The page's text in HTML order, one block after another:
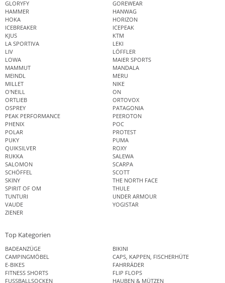
GLORYFY
GOREWEAR
HAMMER
HANWAG
HOKA
HORIZON
ICEBREAKER
ICEPEAK
KJUS
KTM
LA SPORTIVA
LEKI
LIV
LÖFFLER
LOWA
MAIER SPORTS
MAMMUT
MANDALA
MEINDL
MERU
MILLET
NIKE
O'NEILL
ON
ORTLIEB
ORTOVOX
OSPREY
PATAGONIA
PEAK PERFORMANCE
PEEROTON
PHENIX
POC
POLAR
PROTEST
PUKY
PUMA
QUIKSILVER
ROXY
RUKKA
SALEWA
SALOMON
SCARPA
SCHÖFFEL
SCOTT
SKINY
THE NORTH FACE
SPIRIT OF OM
THULE
TUNTURI
UNDER ARMOUR
VAUDE
YOGISTAR
ZIENER
Top Kategorien
BADEANZÜGE
BIKINI
CAMPINGMÖBEL
CAPS, KAPPEN, FISCHERHÜTE
E-BIKES
FAHRRÄDER
FITNESS SHORTS
FLIP FLOPS
FUSSBALLSOCKEN
HAUBEN & MÜTZEN